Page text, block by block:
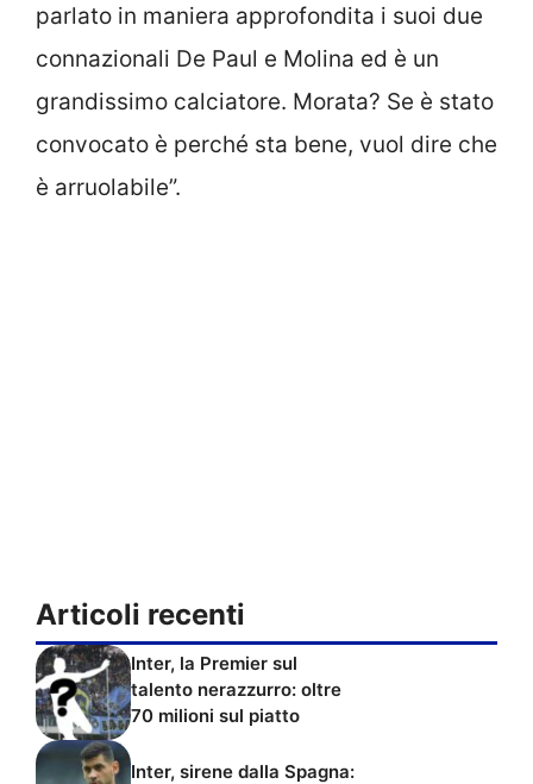
parlato in maniera approfondita i suoi due
connazionali De Paul e Molina ed è un
grandissimo calciatore. Morata? Se è stato
convocato è perché sta bene, vuol dire che
è arruolabile”.
Articoli recenti
Inter, la Premier sul
talento nerazzurro: oltre
70 milioni sul piatto
Inter, sirene dalla Spagna: